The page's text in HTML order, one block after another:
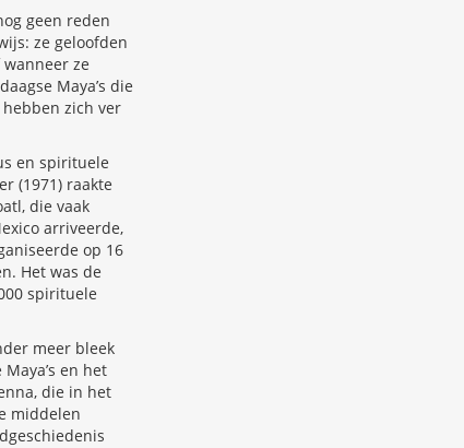
geen reden
ze geloofden
ze
Maya’s die
zich ver
en spirituele
(1971) raakte
die vaak
arriveerde,
op 16
Het was de
spirituele
meer bleek
en het
die in het
middelen